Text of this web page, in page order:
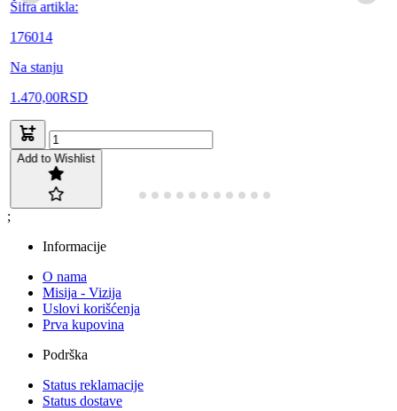
Šifra artikla:
176014
Na stanju
1.470,00RSD
Add to Wishlist
;
Informacije
O nama
Misija - Vizija
Uslovi korišćenja
Prva kupovina
Podrška
Status reklamacije
Status dostave